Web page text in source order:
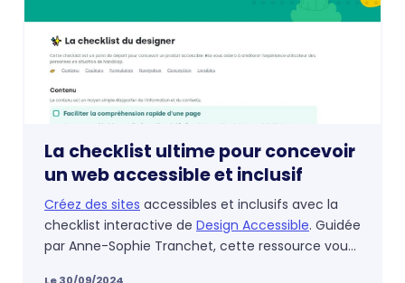
La checklist ultime pour concevoir
un web accessible et inclusif
Créez des sites accessibles et inclusifs avec la
checklist interactive de Design Accessible. Guidée
par Anne-Sophie Tranchet, cette ressource vous